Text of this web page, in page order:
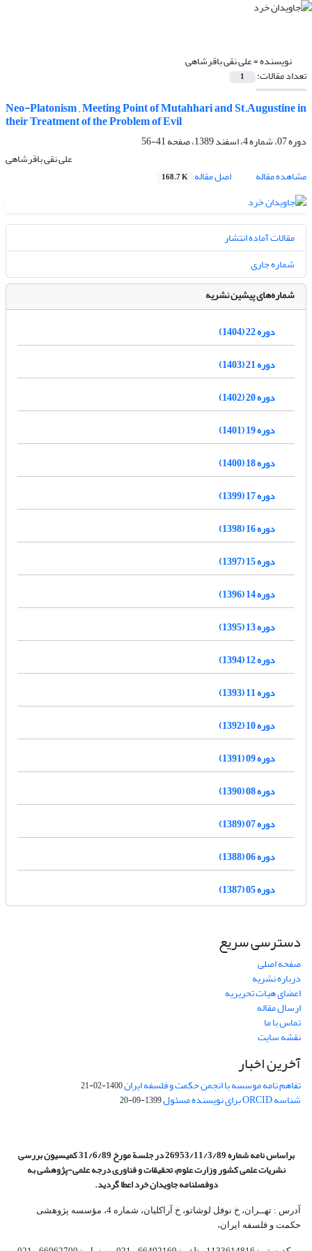
نویسنده =علی نقی باقرشاهی
تعداد مقالات: 1
Neo-Platonism , Meeting Point of Mutahhari and St.Augustine in
their Treatment of the Problem of Evil
دوره 07، شماره 4، اسفند 1389، صفحه
41-56
علی نقی باقرشاهی
مشاهده مقاله
اصل مقاله 168.7 K
مقالات آماده انتشار
شماره جاری
شماره‌های پیشین نشریه
دوره 22 (1404)
دوره 21 (1403)
دوره 20 (1402)
دوره 19 (1401)
دوره 18 (1400)
دوره 17 (1399)
دوره 16 (1398)
دوره 15 (1397)
دوره 14 (1396)
دوره 13 (1395)
دوره 12 (1394)
دوره 11 (1393)
دوره 10 (1392)
دوره 09 (1391)
دوره 08 (1390)
دوره 07 (1389)
دوره 06 (1388)
دوره 05 (1387)
دسترسی سریع
صفحه اصلی
درباره نشریه
اعضای هیات تحریریه
ارسال مقاله
تماس با ما
نقشه سایت
آخرین اخبار
تفاهم نامه موسسه با انجمن حکمت و فلسفه ایران1400-02-21
شناسه ORCID برای نویسنده مسئول 1399-09-20
براساس نامه شماره 26953/11/3/89 در جلسة مورخ 31/6/89 کمیسیون
بررسی
نشریات علمی کشور وزارت علوم، تحقیقات و فناوری درجه علمی‌-پژوهشیبه
دوفصلنامه جاویدان خرد اعطا گردید.
آدرس : تهــران، خ نوفل لوشاتو، خ آراکلیان، شماره 4،‌ مؤسسه پژوهشی
حکمت و فلسفه ایران،‌